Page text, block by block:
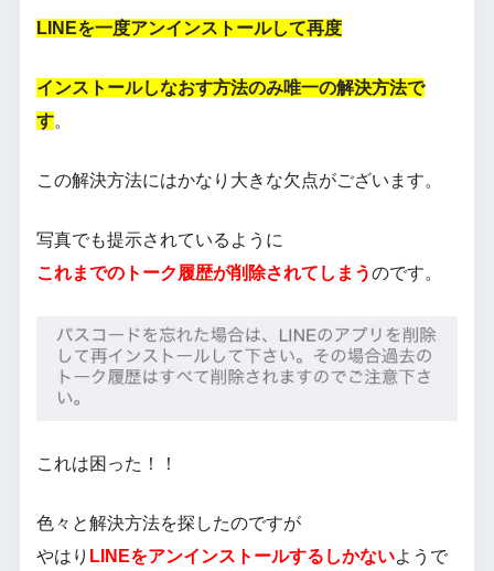
LINEを一度アンインストールして再度
インストールしなおす方法のみ唯一の解決方法で
す。
この解決方法にはかなり大きな欠点がございます。
写真でも提示されているように
これまでのトーク履歴が削除されてしまうのです。
これは困った！！
色々と解決方法を探したのですが
やはり LINEをアンインストールするしかないようで